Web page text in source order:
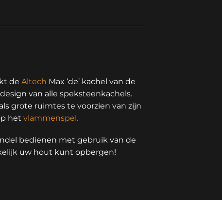
de Altech Max ‘de’ kachel van de
van alle speksteenkachels.
grote ruimtes te voorzien van zijn
het vlammenspel.
bedienen met gebruik van de
uw hout kunt opbergen!